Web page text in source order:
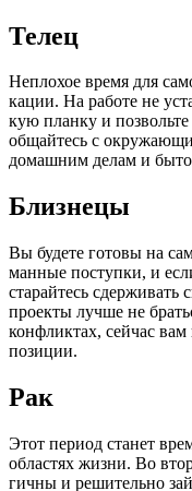
Телец
Неплохое время для
кации. На работе не
кую планку и
общайтесь с
домаш­ним делам и
Близнецы
Вы будете готовы на
манные поступки, и
старайтесь
проекты лучше не
конфликтах, сейчас вам
позиции.
Рак
Этот период станет
областях жизни. Во
гичны и решительно